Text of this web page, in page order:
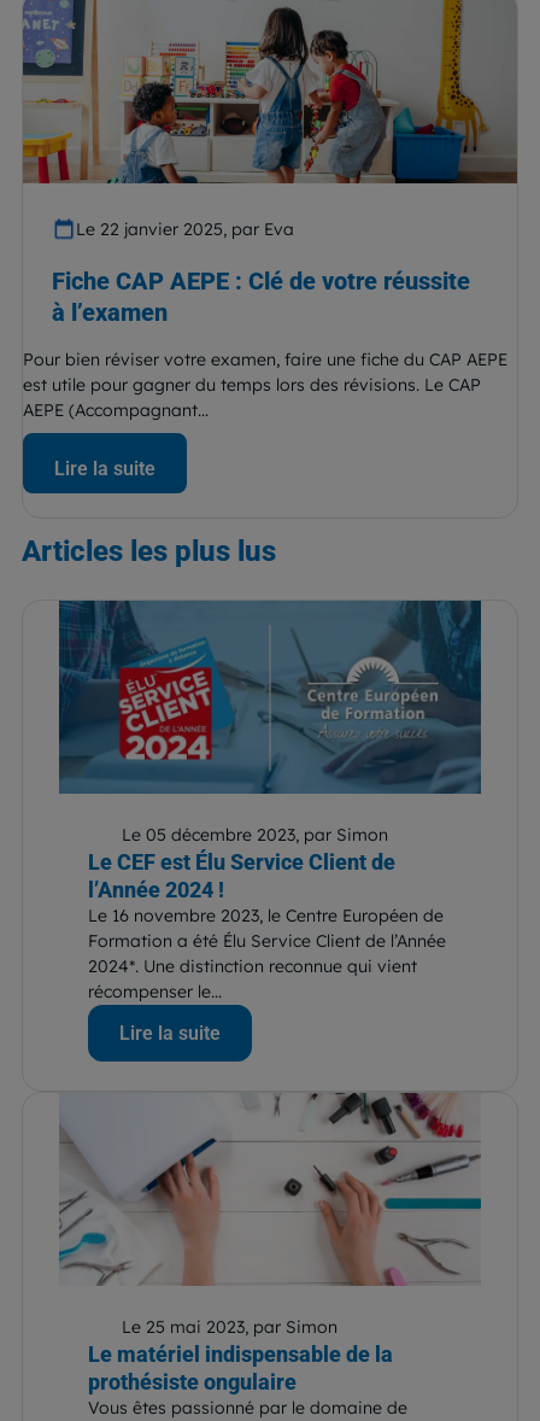
Le 22 janvier 2025, par Eva
Fiche CAP AEPE : Clé de votre réussite
à l’examen
Pour bien réviser votre examen, faire une fiche du CAP AEPE
est utile pour gagner du temps lors des révisions. Le CAP
AEPE (Accompagnant...
Lire la suite
Articles les plus lus
Le 05 décembre 2023, par Simon
Le CEF est Élu Service Client de
l’Année 2024 !
Le 16 novembre 2023, le Centre Européen de
Formation a été Élu Service Client de l’Année
2024*. Une distinction reconnue qui vient
récompenser le...
Lire la suite
Le 25 mai 2023, par Simon
Le matériel indispensable de la
prothésiste ongulaire
Vous êtes passionné par le domaine de